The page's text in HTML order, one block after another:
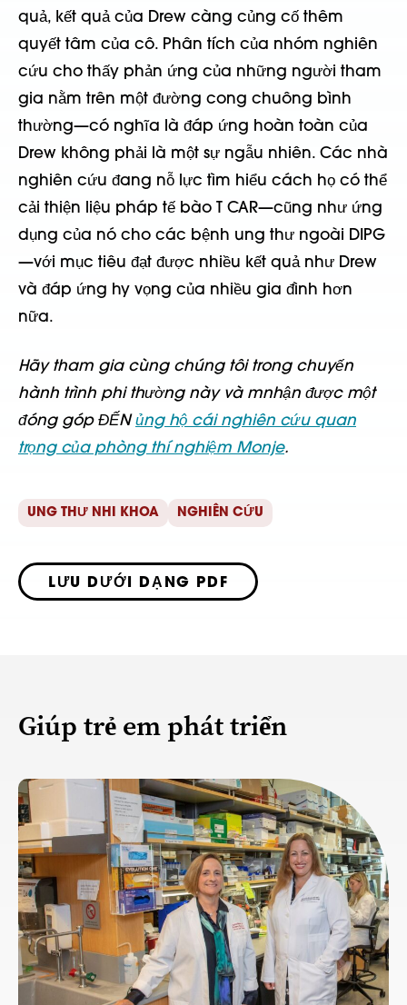
quả, kết quả của Drew càng củng cố thêm
quyết tâm của cô. Phân tích của nhóm nghiên
cứu cho thấy phản ứng của những người tham
gia nằm trên một đường cong chuông bình
thường—có nghĩa là đáp ứng hoàn toàn của
Drew không phải là một sự ngẫu nhiên. Các nhà
nghiên cứu đang nỗ lực tìm hiểu cách họ có thể
cải thiện liệu pháp tế bào T CAR—cũng như ứng
dụng của nó cho các bệnh ung thư ngoài DIPG
—với mục tiêu đạt được nhiều kết quả như Drew
và đáp ứng hy vọng của nhiều gia đình hơn
nữa.
Hãy tham gia cùng chúng tôi trong chuyến
hành trình phi thường này và mnhận được một
đóng gópĐẾN ủng hộ cáinghiên cứu quan
trọngcủa phòng thí nghiệm Monje.
UNG THƯ NHI KHOA NGHIÊN CỨU
LƯU DƯỚI DẠNG PDF
Giúp trẻ em phát triển